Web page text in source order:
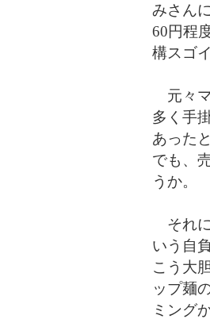
みさん
60円程
構スゴ
元々マ
多く手
あった
でも、
うか。
それに
いう自
こう大
ップ麺
ミング